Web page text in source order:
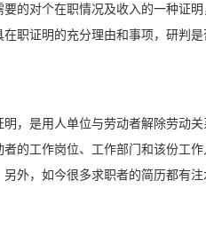
的对个在职情况及收入的一种证
职证明的充分理由和事项，研判
，是用人单位与劳动者解除劳动
的工作岗位、工作部门和该份工
外，如今很多求职者的简历都有